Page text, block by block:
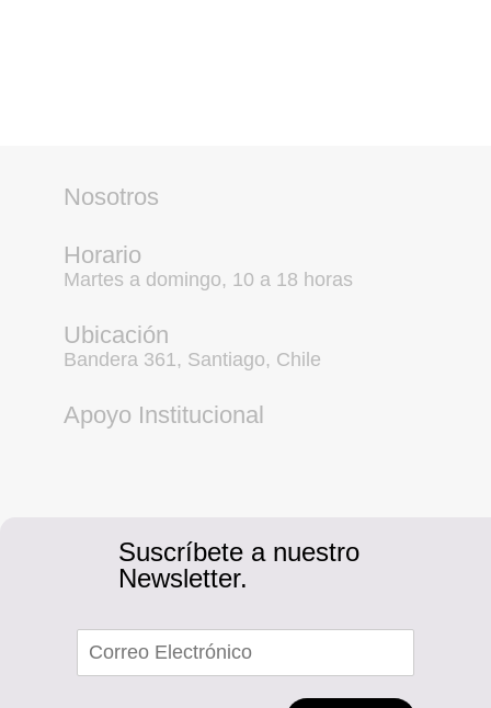
Nosotros
Horario
Martes a domingo, 10 a 18 horas
Ubicación
Bandera 361, Santiago, Chile
Apoyo Institucional
Suscríbete a nuestro
Newsletter.